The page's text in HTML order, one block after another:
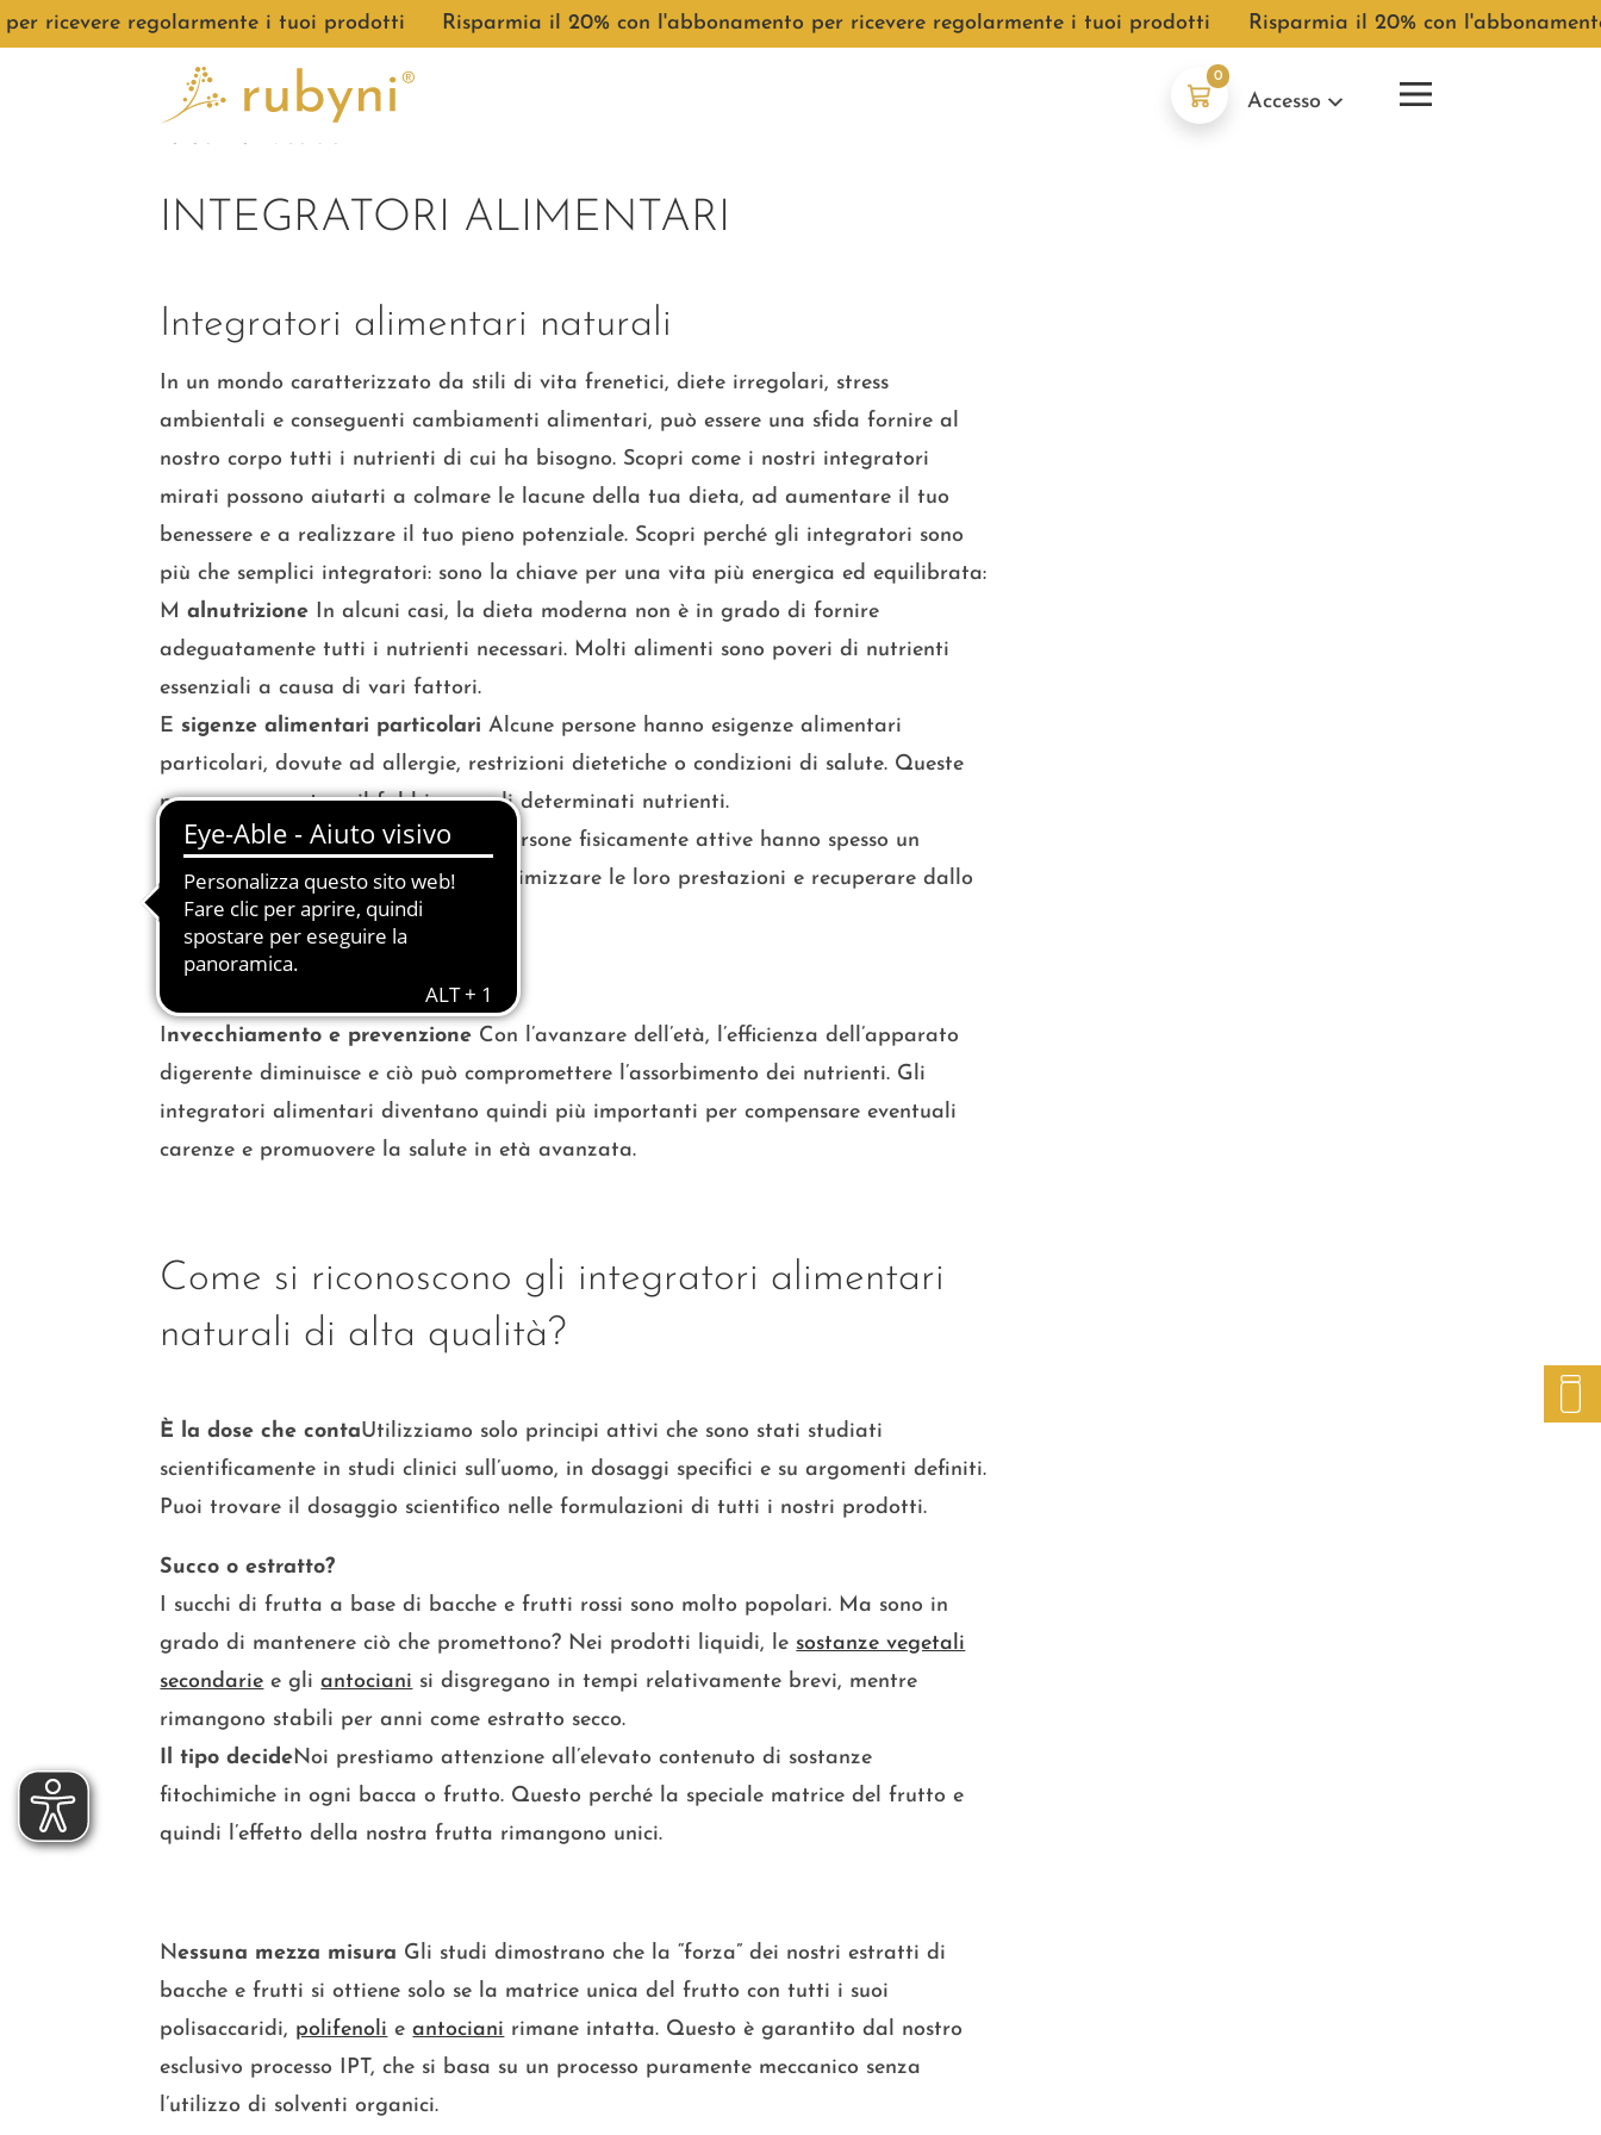
0
Accesso
ricevere regolarmente i tuoi prodotti ● Risparmia il 20% con l'abbonamento per ricevere regolarmente i tuoi prodotti ● Risparmia il 20% con
INTEGRATORI ALIMENTARI
Integratori alimentari naturali
In un mondo caratterizzato da stili di vita frenetici, diete irregolari, stress
ambientali e conseguenti cambiamenti alimentari, può essere una sfida fornire al
nostro corpo tutti i nutrienti di cui ha bisogno. Scopri come i nostri integratori
mirati possono aiutarti a colmare le lacune della tua dieta, ad aumentare il tuo
benessere e a realizzare il tuo pieno potenziale. Scopri perché gli integratori sono
più che semplici integratori: sono la chiave per una vita più energica ed equilibrata:
Malnutrizione In alcuni casi, la dieta moderna non è in grado di fornire
adeguatamente tutti i nutrienti necessari. Molti alimenti sono poveri di nutrienti
essenziali a causa di vari fattori.
Esigenze alimentari particolari Alcune persone hanno esigenze alimentari
particolari, dovute ad allergie, restrizioni dietetiche o condizioni di salute. Queste
possono aumentare il fabbisogno di determinati nutrienti.
Prestazioni sportiveGli atleti e le persone fisicamente attive hanno spesso un
maggior bisogno di nutrienti per ottimizzare le loro prestazioni e recuperare dallo
sforzo.
Invecchiamento e prevenzione Con l’avanzare dell’età, l’efficienza dell’apparato
digerente diminuisce e ciò può compromettere l’assorbimento dei nutrienti. Gli
integratori alimentari diventano quindi più importanti per compensare eventuali
carenze e promuovere la salute in età avanzata.
Come si riconoscono gli integratori alimentari
naturali di alta qualità?
È la dose che contaUtilizziamo solo principi attivi che sono stati studiati
scientificamente in studi clinici sull’uomo, in dosaggi specifici e su argomenti definiti.
Puoi trovare il dosaggio scientifico nelle formulazioni di tutti i nostri prodotti.
Succo o estratto?
I succhi di frutta a base di bacche e frutti rossi sono molto popolari. Ma sono in
grado di mantenere ciò che promettono? Nei prodotti liquidi, le sostanze vegetali
secondarie e gliantociani si disgregano in tempi relativamente brevi, mentre
rimangono stabili per anni come estratto secco.
Il tipo decideNoi prestiamo attenzione all’elevato contenuto di sostanze
fitochimiche in ogni bacca o frutto. Questo perché la speciale matrice del frutto e
quindi l’effetto della nostra frutta rimangono unici.
Nessuna mezza misura Gli studi dimostrano che la “forza” dei nostri estratti di
bacche e frutti si ottiene solo se la matrice unica del frutto con tutti i suoi
polisaccaridi, polifenoli eantociani rimane intatta. Questo è garantito dal nostro
esclusivo processo IPT, che si basa su un processo puramente meccanico senza
l’utilizzo di solventi organici.
zurück zur Übersicht